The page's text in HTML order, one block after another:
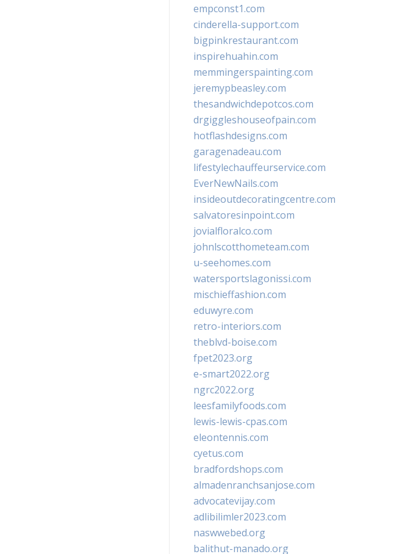
empconst1.com
cinderella-support.com
bigpinkrestaurant.com
inspirehuahin.com
memmingerspainting.com
jeremypbeasley.com
thesandwichdepotcos.com
drgiggleshouseofpain.com
hotflashdesigns.com
garagenadeau.com
lifestylechauffeurservice.com
EverNewNails.com
insideoutdecoratingcentre.com
salvatoresinpoint.com
jovialfloralco.com
johnlscotthometeam.com
u-seehomes.com
watersportslagonissi.com
mischieffashion.com
eduwyre.com
retro-interiors.com
theblvd-boise.com
fpet2023.org
e-smart2022.org
ngrc2022.org
leesfamilyfoods.com
lewis-lewis-cpas.com
eleontennis.com
cyetus.com
bradfordshops.com
almadenranchsanjose.com
advocatevijay.com
adlibilimler2023.com
naswwebed.org
balithut-manado.org